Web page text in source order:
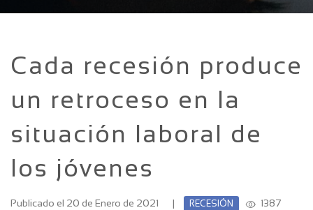
Cada recesión produce
un retroceso en la
situación laboral de
los jóvenes
Publicado el 20 de Enero de 2021 | RECESIÓN 1387